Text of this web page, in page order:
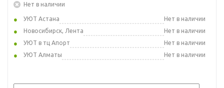
Нет в наличии
УЮТ Астана
Нет в наличии
Новосибирск, Лента
Нет в наличии
УЮТ в тц Апорт
Нет в наличии
УЮТ Алматы
Нет в наличии